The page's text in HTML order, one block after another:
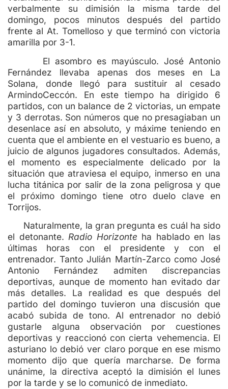
verbalmente su dimisión la misma tarde del
domingo, pocos minutos después del partido
frente al At. Tomelloso y que terminó con victoria
amarilla por 3-1.
El asombro es mayúsculo. José Antonio
Fernández llevaba apenas dos meses en La
Solana, donde llegó para sustituir al cesado
ArmindoCeccón. En este tiempo ha dirigido 6
partidos, con un balance de 2 victorias, un empate
y 3 derrotas. Son números que no presagiaban un
desenlace así en absoluto, y máxime teniendo en
cuenta que el ambiente en el vestuario es bueno, a
juicio de algunos jugadores consultados. Además,
el momento es especialmente delicado por la
situación que atraviesa el equipo, inmerso en una
lucha titánica por salir de la zona peligrosa y que
el próximo domingo tiene otro duelo clave en
Torrijos.
Naturalmente, la gran pregunta es cuál ha sido
el detonante. Radio Horizonte ha hablado en las
últimas horas con el presidente y con el
entrenador. Tanto Julián Martín-Zarco como José
Antonio Fernández admiten discrepancias
deportivas, aunque de momento han evitado dar
más detalles. La realidad es que después del
partido del domingo tuvieron una discusión que
acabó subida de tono. Al entrenador no debió
gustarle alguna observación por cuestiones
deportivas y reaccionó con cierta vehemencia. El
asturiano lo debió ver claro porque en ese mismo
momento dijo que quería marcharse. De forma
unánime, la directiva aceptó la dimisión el lunes
por la tarde y se lo comunicó de inmediato.